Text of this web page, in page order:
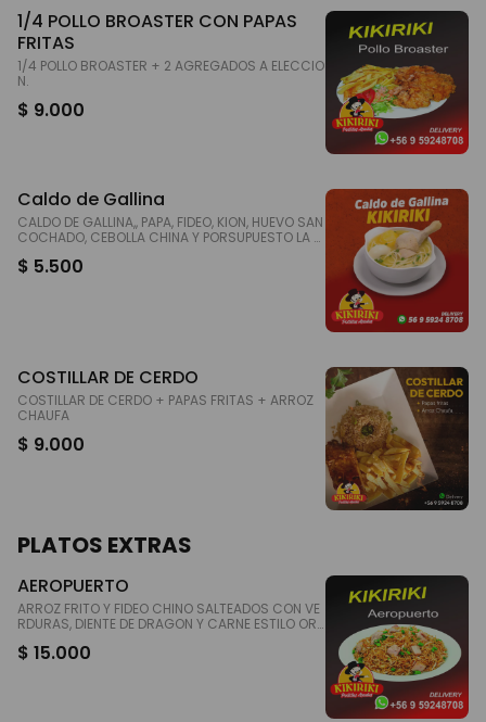
1/4 POLLO BROASTER CON PAPAS
FRITAS
1/4 POLLO BROASTER + 2 AGREGADOS A ELECCIO
N.
$ 9.000
Caldo de Gallina
CALDO DE GALLINA,, PAPA, FIDEO, KION, HUEVO SAN
COCHADO, CEBOLLA CHINA Y PORSUPUESTO LA P
$ 5.500
COSTILLAR DE CERDO
COSTILLAR DE CERDO + PAPAS FRITAS + ARROZ
CHAUFA
$ 9.000
PLATOS EXTRAS
AEROPUERTO
ARROZ FRITO Y FIDEO CHINO SALTEADOS CON VE
RDURAS, DIENTE DE DRAGON Y CARNE ESTILO ORI
$ 15.000